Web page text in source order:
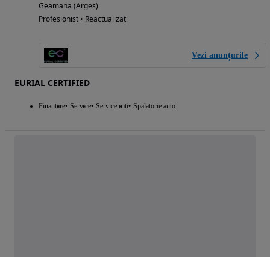
Geamana (Arges)
Profesionist • Reactualizat
Vezi anunțurile
EURIAL CERTIFIED
Finantare Service Service roti Spalatorie auto